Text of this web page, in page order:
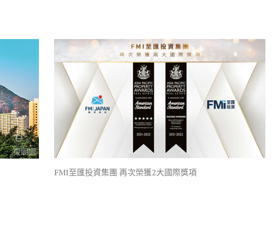
FMI至匯投資集團 再次榮獲2大國際獎項